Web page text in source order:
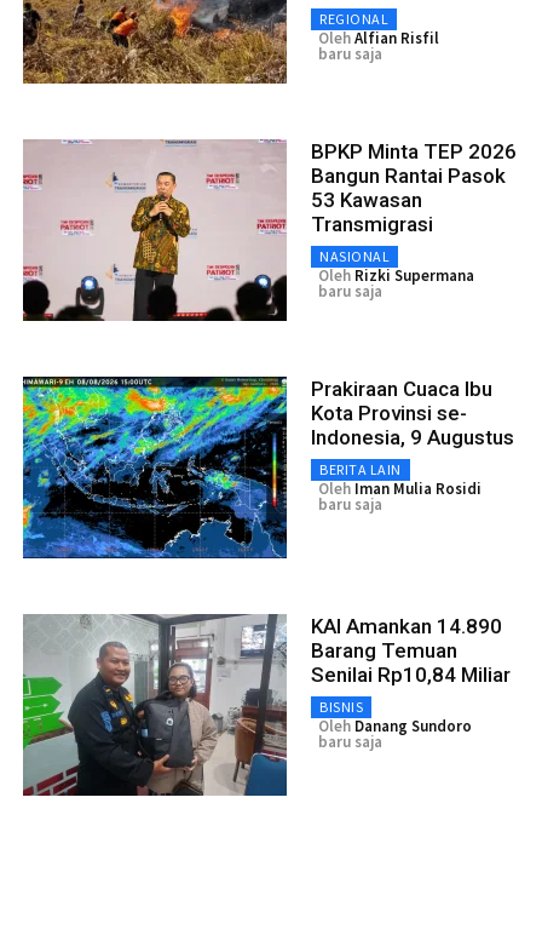
REGIONAL
OlehAlfian Risfil
baru saja
BPKP Minta TEP 2026
Bangun Rantai Pasok
53 Kawasan
Transmigrasi
NASIONAL
Oleh Rizki Supermana
baru saja
Prakiraan Cuaca Ibu
Kota Provinsi se-
Indonesia, 9 Augustus
BERITA LAIN
Oleh Iman Mulia Rosidi
baru saja
KAI Amankan 14.890
Barang Temuan
Senilai Rp10,84 Miliar
BISNIS
Oleh Danang Sundoro
baru saja